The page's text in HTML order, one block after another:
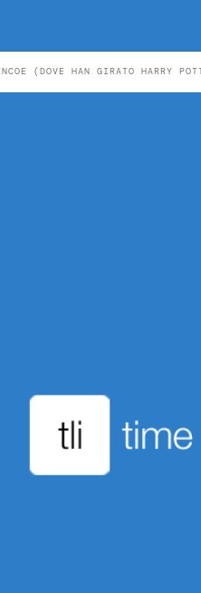
(DOVE HAN GIRATO HARRY